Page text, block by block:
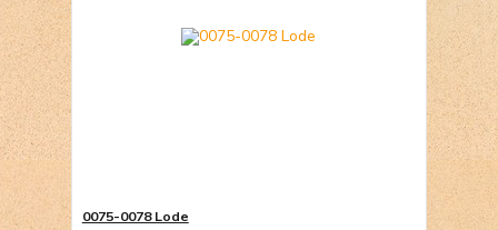
0075-0078 Lode